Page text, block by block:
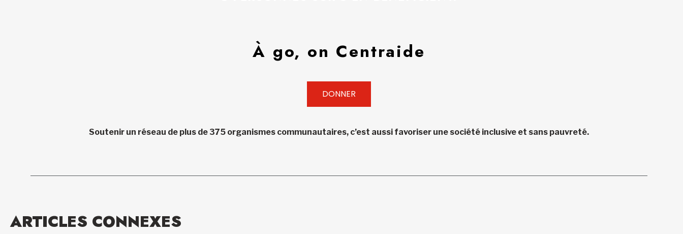
À go, on Centraide
DONNER
Soutenir un réseau de plus de 375 organismes communautaires, c’est aussi favoriser une société inclusive et sans pauvreté.
ARTICLES CONNEXES